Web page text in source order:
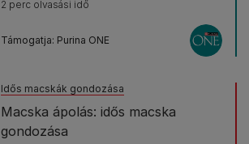
2 perc olvasási idő
Támogatja: Purina ONE
Idős macskák gondozása
Macska ápolás: idős macska
gondozása